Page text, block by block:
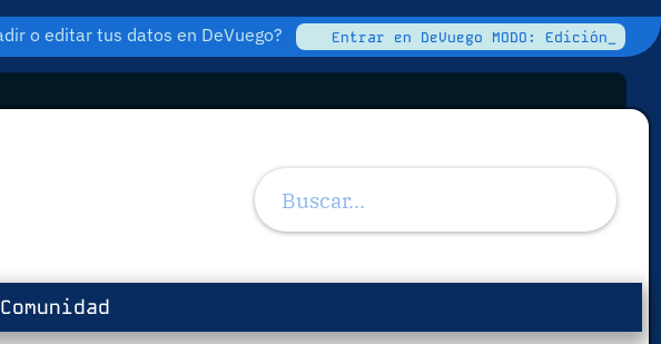
o editar tus datos en DeVuego? Entrar en DeVuego MODO: Edición_
Comunidad